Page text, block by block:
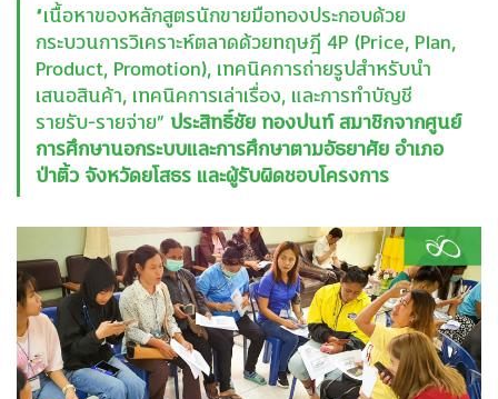
“เนื้อหาของหลักสูตรนักขายมือทองประกอบด้วย
กระบวนการวิเคราะห์ตลาดด้วยทฤษฎี 4P (Price, Plan,
Product, Promotion), เทคนิคการถ่ายรูปสำหรับนำ
เสนอสินค้า, เทคนิคการเล่าเรื่อง, และการทำบัญชี
รายรับ-รายจ่าย” ประสิทธิ์ชัย ทองปนท์ สมาชิกจากศูนย์
การศึกษานอกระบบและการศึกษาตามอัธยาศัย อำเภอ
ป่าติ้ว จังหวัดยโสธร และผู้รับผิดชอบโครงการ